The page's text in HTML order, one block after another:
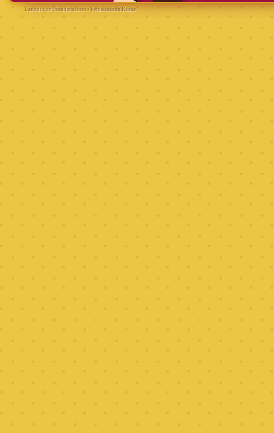
Layout von Freudenschrei •Fernstudium Kurse